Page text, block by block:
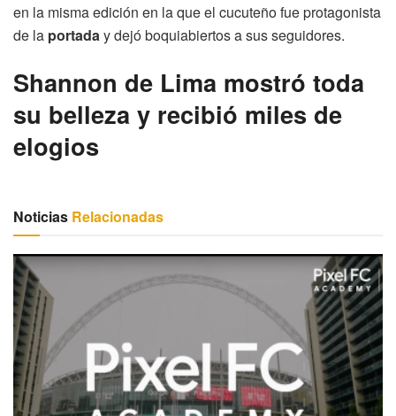
en la misma edición en la que el cucuteño fue protagonista
de la portaday dejó boquiabiertos a sus seguidores.
Shannon de Lima mostró toda
su belleza y recibió miles de
elogios
Noticias Relacionadas